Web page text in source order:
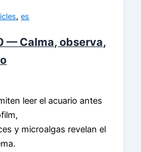
,es
— Calma, observa,
leer el acuario antes
y microalgas revelan el